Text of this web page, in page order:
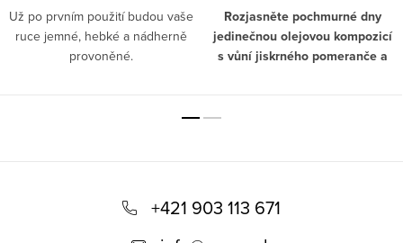
Už po prvním použití budou vaše
ruce jemné, hebké a nádherně
provoněné.
složení
Rozjasněte pochmurné dny
jedinečnou olejovou kompozicí
s vůní jiskrného pomeranče a
uvolnit napětí. Pomeranč působí
+421 903 113 671